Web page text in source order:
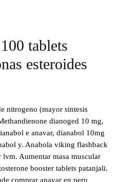
tablets
esteroides
nitrogeno (mayor sintesis
dianoged 10 mg,
e anavar, dianabol 10mg
y. Anabola viking flashback
Aumentar masa muscular
booster tablets patanjali.
comprar anavar en peru